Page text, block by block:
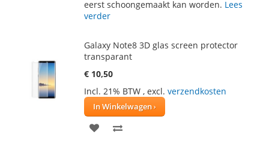
eerst schoongemaakt kan worden. Lees
verder
Galaxy Note8 3D glas screen protector
transparant
€ 10,50
Incl. 21% BTW , excl. verzendkosten
In Winkelwagen
VOEG